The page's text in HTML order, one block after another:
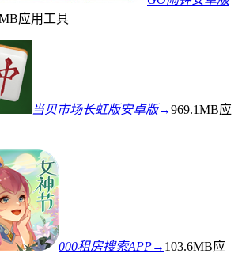
应用工具
当贝市场长虹版安卓版→969.1MB应
000租房搜索APP→ 103.6MB应